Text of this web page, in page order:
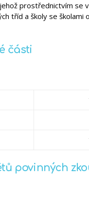
prostřednictvím se
tříd a školy se školami
části
povinných